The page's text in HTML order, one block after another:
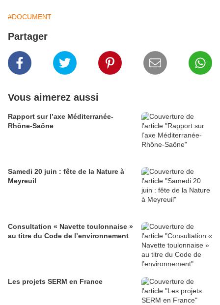
#DOCUMENT
Partager
Vous aimerez aussi
Rapport sur l’axe Méditerranée-
Rhône-Saône
Samedi 20 juin : fête de la Nature à
Meyreuil
Consultation « Navette toulonnaise »
au titre du Code de l’environnement
Les projets SERM en France